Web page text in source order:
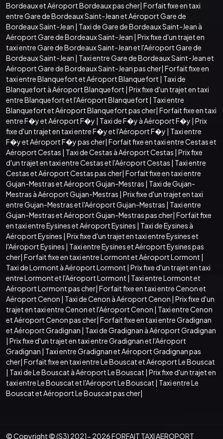
Bordeaux et Aéroport Bordeaux pas cher| Forfait fixe en taxi
entre Gare de Bordeaux Saint-Jean et Aéroport Gare de
Bordeaux Saint-Jean | Taxi de Gare de Bordeaux Saint-Jean à
Aéroport Gare de Bordeaux Saint-Jean | Prix fixe d'un trajet en
taxi entre Gare de Bordeaux Saint-Jean et l'Aéroport Gare de
Bordeaux Saint-Jean | Taxi entre Gare de Bordeaux Saint-Jean et
Aéroport Gare de Bordeaux Saint-Jean pas cher| Forfait fixe en
taxi entre Blanquefort et Aéroport Blanquefort | Taxi de
Blanquefort à Aéroport Blanquefort | Prix fixe d'un trajet en taxi
entre Blanquefort et l'Aéroport Blanquefort | Taxi entre
Blanquefort et Aéroport Blanquefort pas cher| Forfait fixe en taxi
entre F�y et Aéroport F�y | Taxi de F�y à Aéroport F�y | Prix
fixe d'un trajet en taxi entre F�y et l'Aéroport F�y | Taxi entre
F�y et Aéroport F�y pas cher| Forfait fixe en taxi entre Cestas et
Aéroport Cestas | Taxi de Cestas à Aéroport Cestas | Prix fixe
d'un trajet en taxi entre Cestas et l'Aéroport Cestas | Taxi entre
Cestas et Aéroport Cestas pas cher| Forfait fixe en taxi entre
Gujan-Mestras et Aéroport Gujan-Mestras | Taxi de Gujan-
Mestras à Aéroport Gujan-Mestras | Prix fixe d'un trajet en taxi
entre Gujan-Mestras et l'Aéroport Gujan-Mestras | Taxi entre
Gujan-Mestras et Aéroport Gujan-Mestras pas cher| Forfait fixe
en taxi entre Eysines et Aéroport Eysines | Taxi de Eysines à
Aéroport Eysines | Prix fixe d'un trajet en taxi entre Eysines et
l'Aéroport Eysines | Taxi entre Eysines et Aéroport Eysines pas
cher| Forfait fixe en taxi entre Lormont et Aéroport Lormont |
Taxi de Lormont à Aéroport Lormont | Prix fixe d'un trajet en taxi
entre Lormont et l'Aéroport Lormont | Taxi entre Lormont et
Aéroport Lormont pas cher| Forfait fixe en taxi entre Cenon et
Aéroport Cenon | Taxi de Cenon à Aéroport Cenon | Prix fixe d'un
trajet en taxi entre Cenon et l'Aéroport Cenon | Taxi entre Cenon
et Aéroport Cenon pas cher| Forfait fixe en taxi entre Gradignan
et Aéroport Gradignan | Taxi de Gradignan à Aéroport Gradignan
| Prix fixe d'un trajet en taxi entre Gradignan et l'Aéroport
Gradignan | Taxi entre Gradignan et Aéroport Gradignan pas
cher| Forfait fixe en taxi entre Le Bouscat et Aéroport Le Bouscat
| Taxi de Le Bouscat à Aéroport Le Bouscat | Prix fixe d'un trajet en
taxi entre Le Bouscat et l'Aéroport Le Bouscat | Taxi entre Le
Bouscat et Aéroport Le Bouscat pas cher|
© Copyright © (S3) 2021- 2026 FORFAIT TAXI AEROPORT